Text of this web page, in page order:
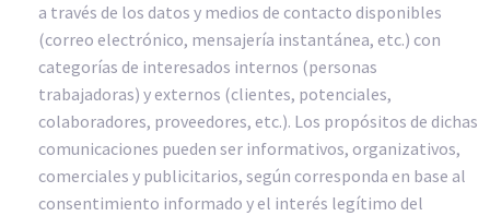
a través de los datos y medios de contacto disponibles
(correo electrónico, mensajería instantánea, etc.) con
categorías de interesados internos (personas
trabajadoras) y externos (clientes, potenciales,
colaboradores, proveedores, etc.). Los propósitos de dichas
comunicaciones pueden ser informativos, organizativos,
comerciales y publicitarios, según corresponda en base al
consentimiento informado y el interés legítimo del